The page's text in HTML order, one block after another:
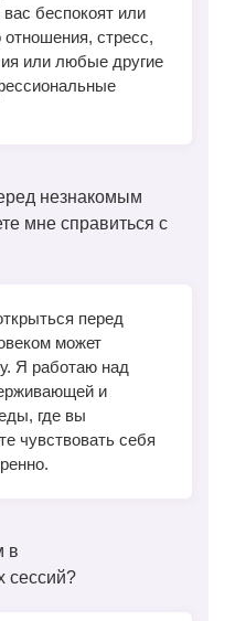
беспокоят или
отношения, стресс,
или любые другие
незнакомым
мне справиться с
перед
может
Я работаю над
и
где вы
чувствовать себя
в
сессий?